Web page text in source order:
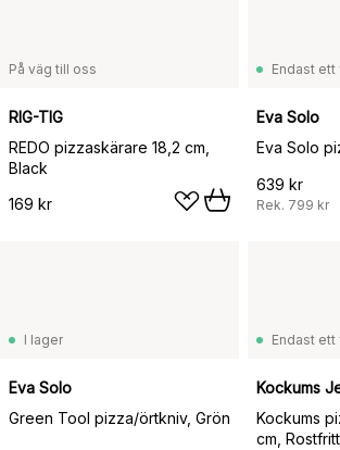
På väg till oss
RIG-TIG
REDO pizzaskärare 18,2 cm,
Black
169 kr
Endast
Eva Solo
Eva Solo
639 kr
Rek. 799 kr
I lager
Eva Solo
Green Tool pizza/örtkniv, Grön
Endast
Kockums
Kockums
cm,